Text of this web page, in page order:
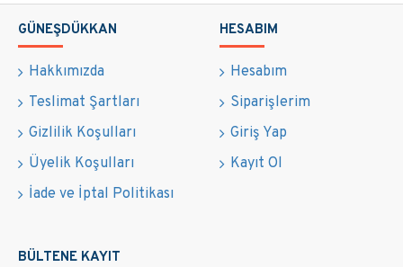
GÜNEŞDÜKKAN
Hakkımızda
Teslimat Şartları
Gizlilik Koşulları
Üyelik Koşulları
İade ve İptal Politikası
HESABIM
Hesabım
Siparişlerim
Giriş Yap
Kayıt Ol
BÜLTENE KAYIT